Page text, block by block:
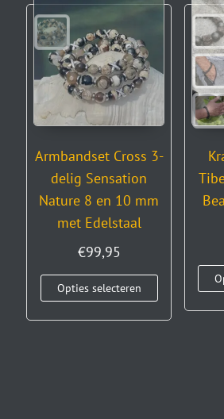
Armbandset Cross 3-
delig Sensation
Nature 8 en 10 mm
met Edelstaal
€99,95
Opties selecteren